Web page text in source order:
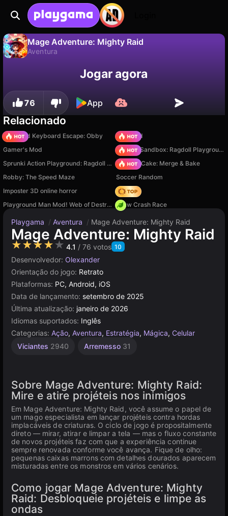
Mage Adventure: Mighty Raid
Aventura
Salve o progresso!Jogar agora
76 App
Relacionado
+1 Speed Keyboard Escape: Obby
TB World
Gamer's Mod
Sprunki Sandbox: Ragdoll Playground Mode
Sprunki Action Playground: Ragdoll Sandbox Piece of Cake: Merge & Bake
Robby: The Speed Maze
Soccer Random
Imposter 3D online horror
Hedgies
Playground Man Mod! Web of Destruction! Draw Crash Race
Playgama / Aventura / Mage Adventure: Mighty Raid
Mage Adventure: Mighty Raid
★★★★★ 4.1 / 76 votos 10
Desenvolvedor: Olexander
Orientação do jogo: Retrato
Plataformas: PC, Android, iOS
Data de lançamento: setembro de 2025
Última atualização: janeiro de 2026
Idiomas suportados: Inglês
Categorias: Ação, Aventura, Estratégia, Mágica, Celular
Viciantes 2940 Arremesso 31
Sobre Mage Adventure: Mighty Raid:
Mire e atire projéteis nos inimigos
Em Mage Adventure: Mighty Raid, você assume o papel de
um mago especialista em lançar projéteis contra hordas
implacáveis de criaturas. O ciclo de jogo é propositalmente
direto — mirar, atirar e limpar a tela — mas o fluxo constante
de novos projéteis faz com que a experiência continue
sempre renovada conforme você avança. Fique de olho:
pequenas caixas marrons com detalhes dourados aparecem
misturadas entre os monstros em vários cenários.
Como jogar Mage Adventure: Mighty
Raid: Desbloqueie projéteis e limpe as
ondas